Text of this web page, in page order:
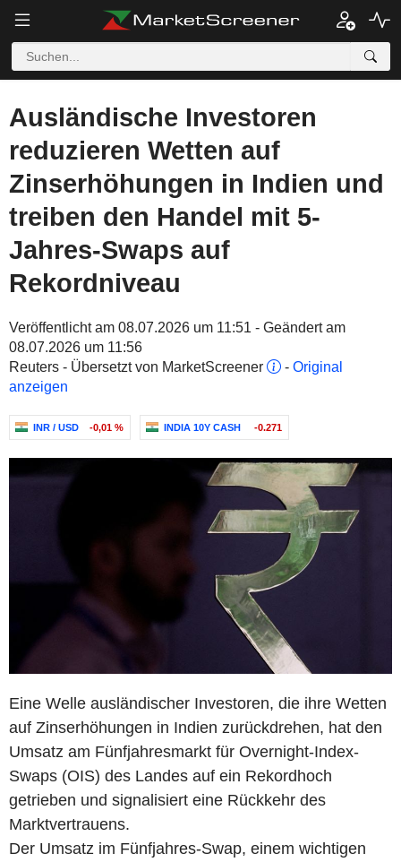
Ausländische Investoren
reduzieren Wetten auf
Zinserhöhungen in Indien und
treiben den Handel mit 5-
Jahres-Swaps auf
Rekordniveau
Veröffentlicht am 08.07.2026 um 11:51 - Geändert am
08.07.2026 um 11:56
Reuters - Übersetzt von MarketScreener
- Original
anzeigen
INR / USD -0,01 % INDIA 10Y CASH -0.271
Eine Welle ausländischer Investoren, die ihre Wetten
auf Zinserhöhungen in Indien zurückdrehen, hat den
Umsatz am Fünfjahresmarkt für Overnight-Index-
Swaps (OIS) des Landes auf ein Rekordhoch
getrieben und signalisiert eine Rückkehr des
Marktvertrauens.
Der Umsatz im Fünfjahres-Swap, einem wichtigen